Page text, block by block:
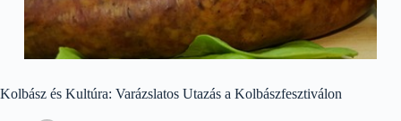
Kolbász és Kultúra: Varázslatos Utazás a Kolbászfesztiválon